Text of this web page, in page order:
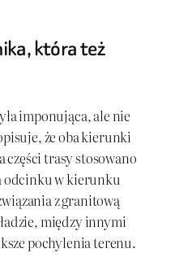
która też
imponująca, ale nie
że oba kierunki
części trasy stosowano
odcinku w kierunku
z granitową
między innymi
pochylenia terenu.